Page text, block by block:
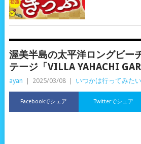
渥美半島の太平洋ロングビー
テージ「VILLA YAHACHI
ayan 2025/03/08 いつかは行ってみた
Facebookでシェア Twitterでシェア